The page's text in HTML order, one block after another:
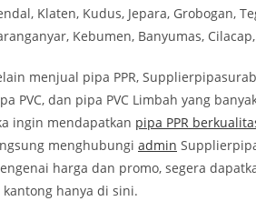
Klaten, Kudus, Jepara, Grobogan,
Kebumen, Banyumas,
menjual pipa PPR,
PVC, dan pipa PVC Limbah yang
ingin mendapatkan pipa PPR
menghubungi admin
harga dan promo, segera
hanya di sini.